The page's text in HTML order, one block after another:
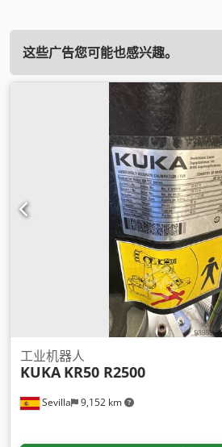
这些广告您可能也感兴趣。
Sevilla 9,152 km
工业机器人
KUKA KR50 R2500